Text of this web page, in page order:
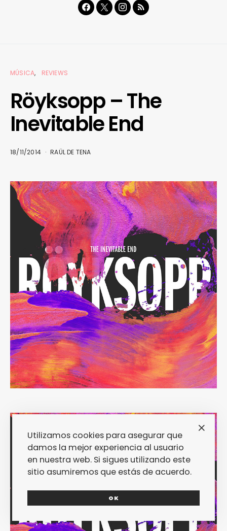
MÚSICA REVIEWS
Röyksopp – The
Inevitable End
18/11/2014 RAÜL DE TENA
Utilizamos cookies para asegurar que
damos la mejor experiencia al usuario
en nuestra web. Si sigues utilizando este
sitio asumiremos que estás de acuerdo.
OK